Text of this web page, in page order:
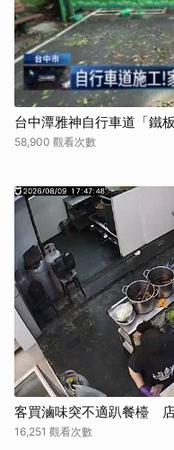
步驟 2：去骨雞腿肉切一口大
均勻撒上太白粉。（雞肉可
步驟 3：起油鍋，維持中火將
台中潭雅神自行車道「
58,900 觀看次數
客買滷味突不適趴餐檯 店
16,251 觀看次數